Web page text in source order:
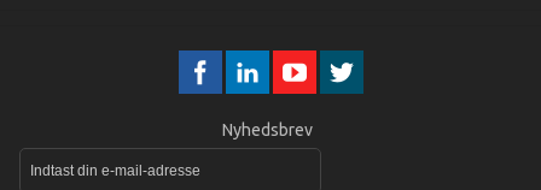
Nyhedsbrev